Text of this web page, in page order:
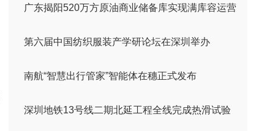
广东揭阳520万方原油商业储备库实现满库容运营
第六届中国纺织服装产学研论坛在深圳举办
南航“智慧出行管家”智能体在穗正式发布
深圳地铁13号线二期北延工程全线完成热滑试验